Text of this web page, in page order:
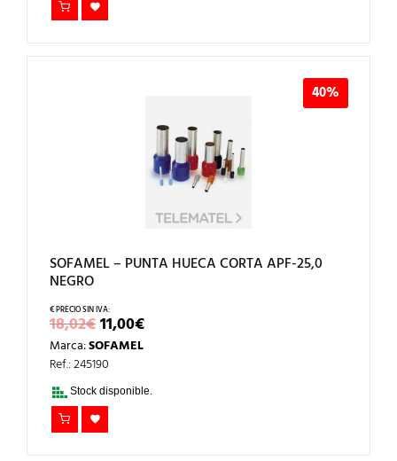
40%
SOFAMEL – PUNTA HUECA CORTA APF-25,0
NEGRO
18,02€EL
PRECIO
ORIGINAL
ERA:
18,02€.
11,00€EL
PRECIO
Marca:SOFAMEL
Ref.: 245190
Stock disponible.